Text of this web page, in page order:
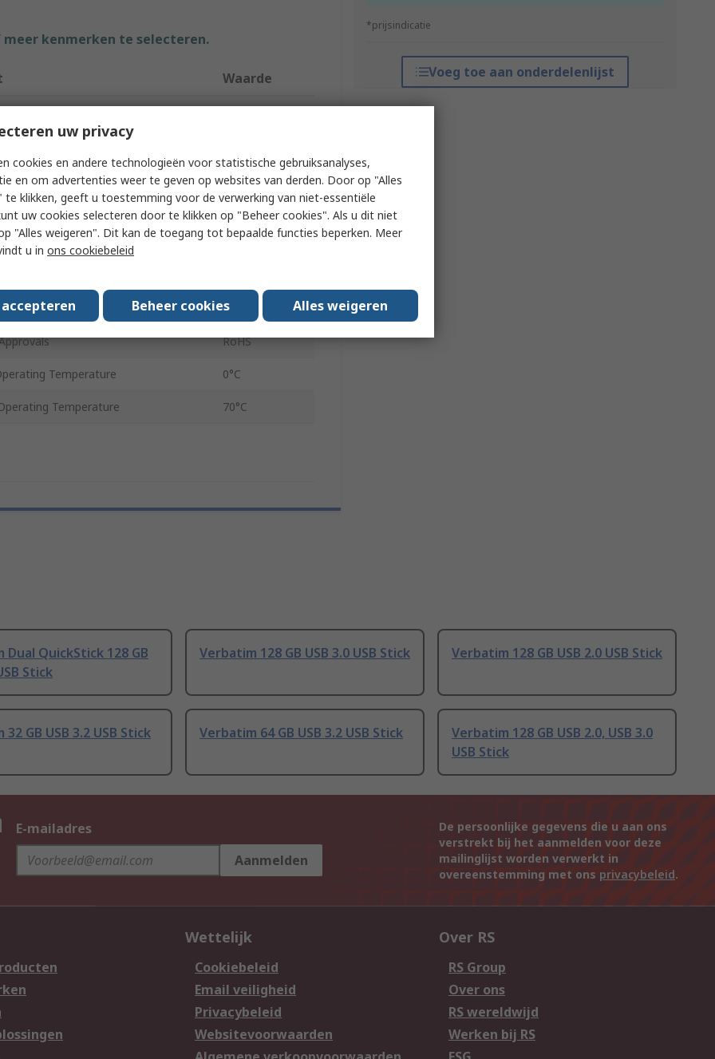
*prijsindicatie
Voeg toe aan onderdelenlijst
kenmerken te selecteren.
Waarde
USB Stick
USB 3.2
SLC
RoHS
Temperature 0°C
Temperature 70°C
Dual QuickStick 128 GB
Stick
Verbatim 128 GB USB 3.0 USB Stick Verbatim 128 GB USB 2.0 USB Stick
GB USB 3.2 USB Stick Verbatim 64 GB USB 3.2 USB Stick
Verbatim 128 GB USB 2.0, USB 3.0
USB Stick
E-mailadres
Aanmelden
De persoonlijke gegevens die u aan ons
verstrekt bij het aanmelden voor deze
mailinglijst worden verwerkt in
overeenstemming met ons privacybeleid.
Wettelijk
Cookiebeleid
Email veiligheid
Privacybeleid
Websitevoorwaarden
Over RS
RS Group
Over ons
RS wereldwijd
Werken bij RS
uw privacy
cookies en andere technologieën voor statistische gebruiksanalyses,
en om advertenties weer te geven op websites van derden. Door op "Alles
te klikken, geeft u toestemming voor de verwerking van niet-essentiële
uw cookies selecteren door te klikken op "Beheer cookies". Als u dit niet
"Alles weigeren". Dit kan de toegang tot bepaalde functies beperken. Meer
u in ons cookiebeleid
Beheer cookies Alles weigeren